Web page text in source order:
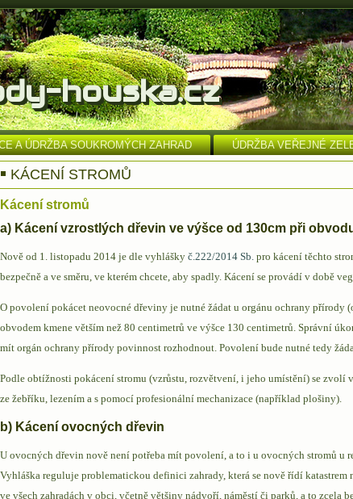
houska.cz
A ÚDRŽBA SOUKROMÝCH ZAHRAD ÚDRŽBA VEŘEJNÉ
KÁCENÍ STROMŮ
Kácení stromů
a) Kácení vzrostlých dřevin ve výšce od 130cm při
Nově od 1. listopadu 2014 je dle vyhlášky č.222/2014 Sb. pro kácení těchto
bezpečně a ve směru, ve kterém chcete, aby spadly. Kácení se provádí v době
O povolení pokácet neovocné dřeviny je nutné žádat u orgánu ochrany přírody
obvodem kmene větším než 80 centimetrů ve výšce 130 centimetrů. Správní
mít orgán ochrany přírody povinnost rozhodnout. Povolení bude nutné tedy
Podle obtížnosti pokácení stromu (vzrůstu, rozvětvení, i jeho umístění) se zvolí
ze žebříku, lezením a s pomocí profesionální mechanizace (například plošiny).
b) Kácení ovocných dřevin
U ovocných dřevin nově není potřeba mít povolení, a to i u ovocných stromů u
Vyhláška reguluje problematickou definici zahrady, která se nově řídí
ve všech zahradách v obci, včetně většiny nádvoří, náměstí či parků, a to zcela